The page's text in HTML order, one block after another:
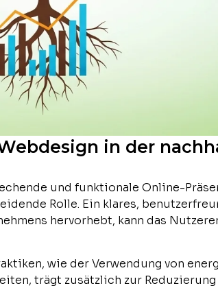
in der
und funktionale Online-
Rolle. Ein klares,
hervorhebt, kann das
wie der Verwendung von
trägt zusätzlich zur